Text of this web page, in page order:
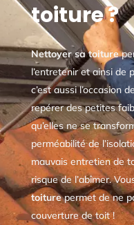
toiture ?
Nettoyer sa toiture
l’entretenir et ainsi de
c’est aussi l’occasion
repérer des petites
qu’elles ne se
perméabilité de
mauvais entretien de
risque de l’abîmer.
toiturepermet de ne
couverture de toit !